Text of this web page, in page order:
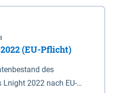
1989 (ETRS 89) mit
Mercator-Abbildung
(UTM 32N) dargestellt
die geografischen
(EU-Pflicht)
des
Lnight 2022 nach EU-